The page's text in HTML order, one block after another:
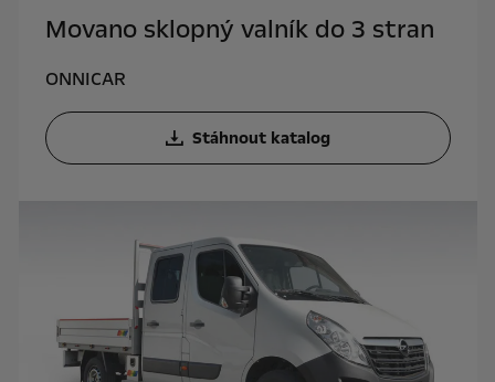
Movano sklopný valník do 3 stran
ONNICAR
Stáhnout katalog